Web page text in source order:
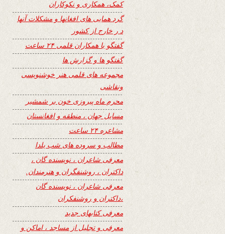
کمک، همکاری و نکوکاران
گرد همایی های افغانها و مشکلات آنها
د ر خارج از کشور
گفتگو با همکاران قلمی ۲۴ ساعت
گفتگو ها و گزارش ها
مجموعه های قلمی هنر خوشنویسی
ونقاشی
محرم ماه پیروزی خون بر شمشیر
مسایل جهان ، منطقه و افغانستان
مشاعره ۲۴ ساعت
مطالب و سروده های شب یلدا
معرفی شاعران ، نویسنده گان ،
داکتران ، روشنفگران و هنرمندان.
معرفی شاعران ، نویسنده گان
،داکتران و روشنفکران
معرفی کتابهای جدید
معرفی و تجلیل از مساجد ، اماکن و